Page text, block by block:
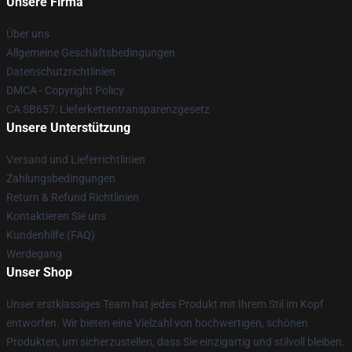
Über uns
Allgemeine Geschäftsbedingungen
Datenschutzrichtlinien
DMCA - Copyright Policy
CA SB657: Lieferkettentransparenzgesetz
Unsere Unterstützung
Versand und Lieferrichtlinien
Zahlungsbedingungen
Return & Refund Richtlinien
Kontaktieren Sie uns
Kundenhilfe (FAQ)
Werdegang
Unser Shop
Unser erstklassiges Team hat jedes Produkt mit Ihrem Stil im Kopf
entworfen. Wir bieten eine Vielzahl von hochwertigen, schönen
Produkten, um sicherzustellen, dass Sie einzigartig und stilvoll bleiben.